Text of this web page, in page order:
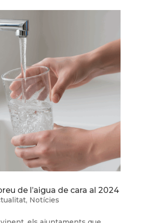
de l’aigua de cara al 2024
, Notícies